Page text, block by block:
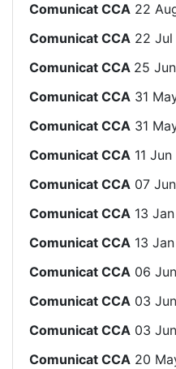
Comunicat CCA 22
Comunicat CCA 22
Comunicat CCA 25
Comunicat CCA 31
Comunicat CCA 31
Comunicat CCA 11
Comunicat CCA 07
Comunicat CCA 13
Comunicat CCA 13
Comunicat CCA 06
Comunicat CCA 03
Comunicat CCA 03
Comunicat CCA 20